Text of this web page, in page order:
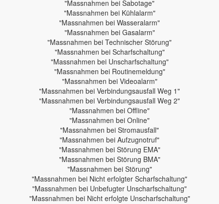
"Massnahmen bei Sabotage"
"Massnahmen bei Kühlalarm"
"Massnahmen bei Wasseralarm"
"Massnahmen bei Gasalarm"
"Massnahmen bei Technischer Störung"
"Massnahmen bei Scharfschaltung"
"Massnahmen bei Unscharfschaltung"
"Massnahmen bei Routinemeldung"
"Massnahmen bei Videoalarm"
"Massnahmen bei Verbindungsausfall Weg 1"
"Massnahmen bei Verbindungsausfall Weg 2"
"Massnahmen bei Offline"
"Massnahmen bei Online"
"Massnahmen bei Stromausfall"
"Massnahmen bei Aufzugnotruf"
"Massnahmen bei Störung EMA"
"Massnahmen bei Störung BMA"
"Massnahmen bei Störung"
"Massnahmen bei Nicht erfolgter Scharfschaltung"
"Massnahmen bei Unbefugter Unscharfschaltung"
"Massnahmen bei Nicht erfolgte Unscharfschaltung"